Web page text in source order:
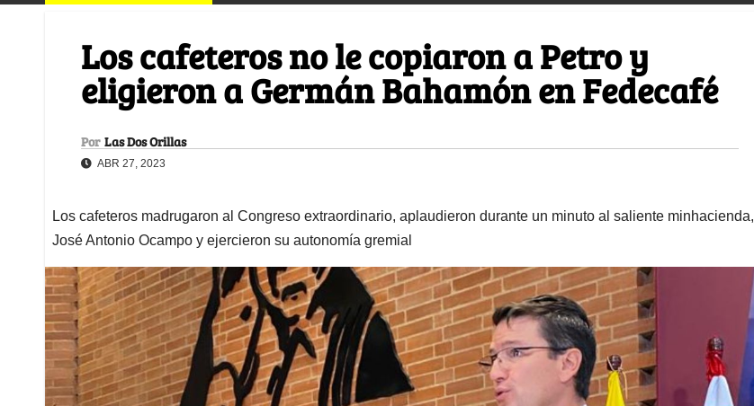
Los cafeteros no le copiaron a Petro y
eligieron a Germán Bahamón en Fedecafé
Por Las Dos Orillas
ABR 27, 2023
Los cafeteros madrugaron al Congreso extraordinario, aplaudieron durante un minuto al saliente minhacienda,
José Antonio Ocampo y ejercieron su autonomía gremial